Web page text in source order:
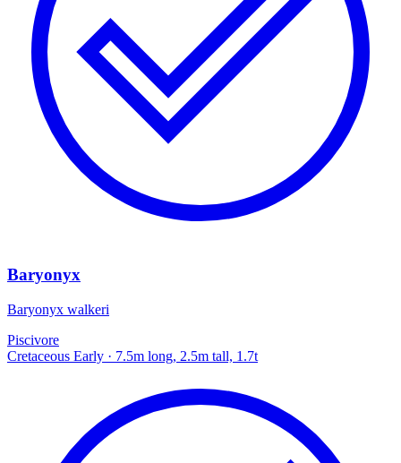
Baryonyx
Baryonyx walkeri
Piscivore
Cretaceous Early · 7.5m long, 2.5m tall, 1.7t